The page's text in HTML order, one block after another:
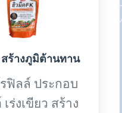
ร้างภูมิต้านทาน
ฟิลล์ ประกอบ
ร่งเขียว สร้าง